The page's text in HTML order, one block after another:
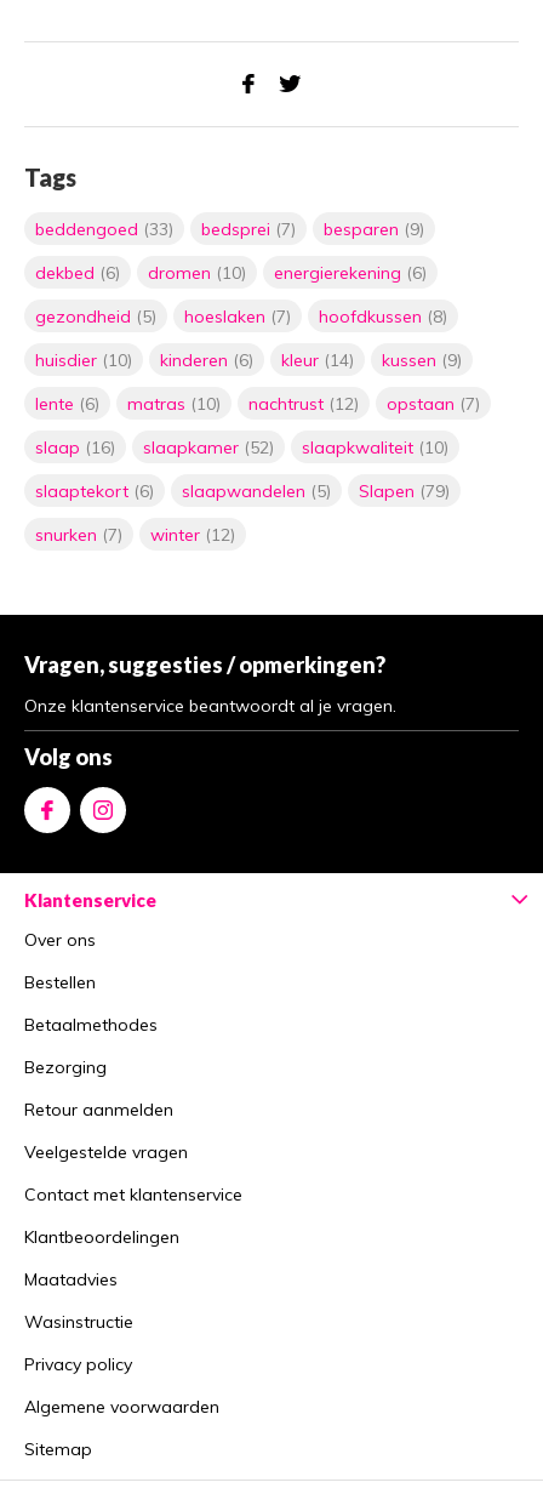
Tags
beddengoed (33) bedsprei (7) besparen (9)
dekbed (6) dromen (10) energierekening (6)
gezondheid (5) hoeslaken (7) hoofdkussen (8)
huisdier (10) kinderen (6) kleur (14) kussen (9)
lente (6) matras (10) nachtrust (12) opstaan (7)
slaap (16) slaapkamer (52) slaapkwaliteit (10)
slaaptekort (6) slaapwandelen (5) Slapen (79)
snurken (7) winter (12)
Vragen, suggesties / opmerkingen?
Onze klantenservice beantwoordt al je vragen.
Volg ons
Klantenservice
Over ons
Bestellen
Betaalmethodes
Bezorging
Retour aanmelden
Veelgestelde vragen
Contact met klantenservice
Klantbeoordelingen
Maatadvies
Wasinstructie
Privacy policy
Algemene voorwaarden
Sitemap